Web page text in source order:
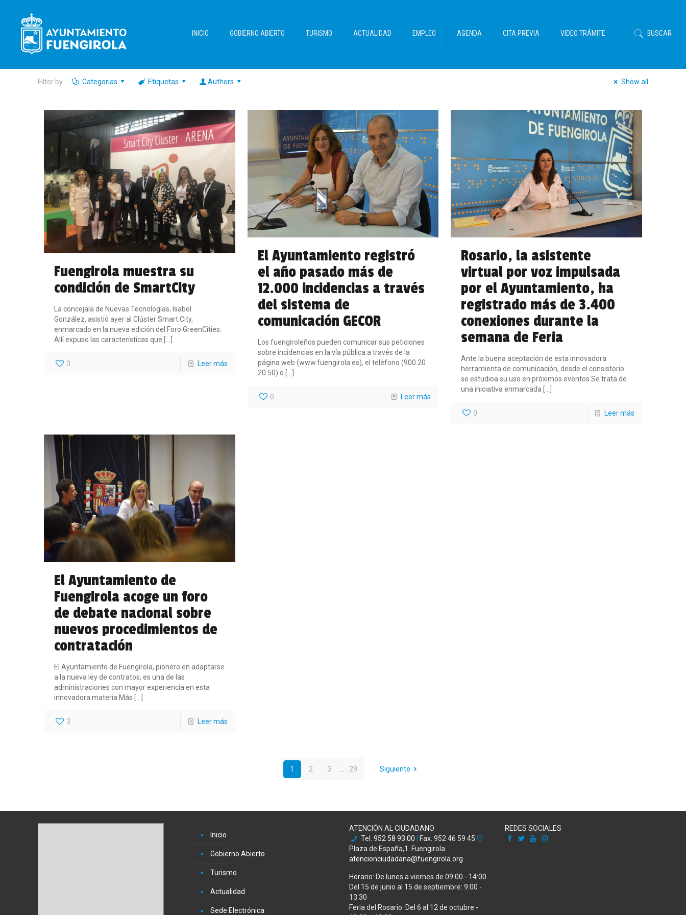
INICIO GOBIERNO ABIERTO TURISMO ACTUALIDAD EMPLEO AGENDA CITA PREVIA VIDEO TRÁMITE BUSCAR
Filter by Categorias Etiquetas Authors Show all
Fuengirola muestra su
condición de SmartCity
La concejala de Nuevas Tecnologías, Isabel
González, asistió ayer al Clúster Smart City,
enmarcado en la nueva edición del Foro GreenCities.
Allí expuso las características que […]
0 Leer más
El Ayuntamiento registró
el año pasado más de
12.000 incidencias a través
del sistema de
comunicación GECOR
Los fuengiroleños pueden comunicar sus peticiones
sobre incidencias en la vía pública a través de la
página web (www.fuengirola.es), el teléfono (900 20
20 50) o
0 Leer más
Rosario, la asistente
virtual por voz impulsada
por el Ayuntamiento, ha
registrado más de 3.400
conexiones durante la
semana de Feria
Ante la buena aceptación de esta innovadora
herramienta de comunicación, desde el consistorio
se estudioa su uso en próximos eventos Se trata de
una iniciativa enmarcada
0 Leer más
El Ayuntamiento de
Fuengirola acoge un foro
de debate nacional sobre
nuevos procedimientos de
contratación
El Ayuntamiento de Fuengirola, pionero en adaptarse
a la nueva ley de contratos, es una de las
administraciones con mayor experiencia en esta
innovadora materia Más
3 Leer más
1 2 3 29 Siguiente
Inicio
Gobierno Abierto
Turismo
Actualidad
Sede Electrónica
ATENCIÓN AL CIUDADANO
Tel. 952 58 93 00
Fax. 952 46 59 45
Plaza de España,1. Fuengirola
atencionciudadana@fuengirola.org
Horario: De lunes a viernes de 09:00 - 14:00
Del 15 de junio al 15 de septiembre: 9:00 -
13:30
Feria del Rosario: Del 6 al 12 de octubre -
REDES SOCIALES
Facebook
X Youtube